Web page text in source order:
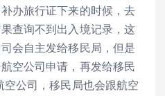
办旅行证下来的时候，去
查询不到出入境记录，这
会自主发给移民局，但是
空公司申请，再发给移民
公司，移民局也会跟航空